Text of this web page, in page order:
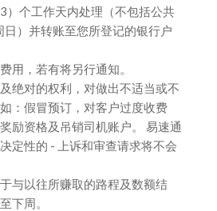
）个工作天内处理（不包括公共
）并转账至您所登记的银行户
用，若有将另行通知。
绝对的权利，对做出不适当或不
：假冒预订，对客户过度收费
励资格及吊销司机账户。 易速通
定性的 - 上诉和审查请求将不会
与以往所赚取的路程及数额结
下周。